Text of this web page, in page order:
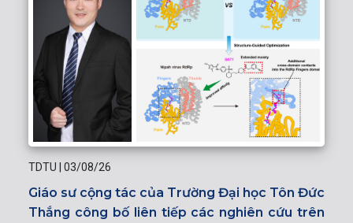
TDTU 03/08/26
Giáo sư cộng tác của Trường Đại học Tôn Đức
Thắng công bố liên tiếp các nghiên cứu trên